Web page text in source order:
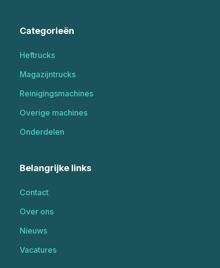
Categorieën
Heftrucks
Magazijntrucks
Reinigingsmachines
Overige machines
Onderdelen
Belangrijke links
Contact
Over ons
Nieuws
Vacatures